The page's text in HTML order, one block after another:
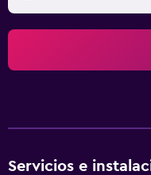
Servicios e